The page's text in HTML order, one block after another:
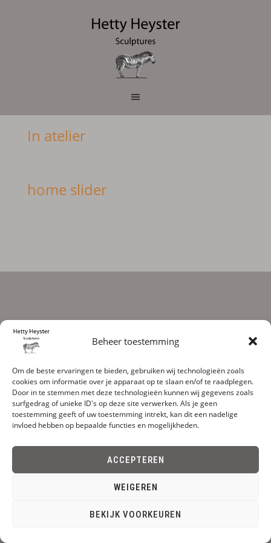
Beheer toestemming
Om de beste ervaringen te bieden, gebruiken wij technologieën zoals
cookies om informatie over je apparaat op te slaan en/of te raadplegen.
Door in te stemmen met deze technologieën kunnen wij gegevens zoals
surfgedrag of unieke ID's op deze site verwerken. Als je geen
toestemming geeft of uw toestemming intrekt, kan dit een nadelige
invloed hebben op bepaalde functies en mogelijkheden.
ACCEPTEREN
WEIGEREN
BEKIJK VOORKEUREN
In atelier
home slider